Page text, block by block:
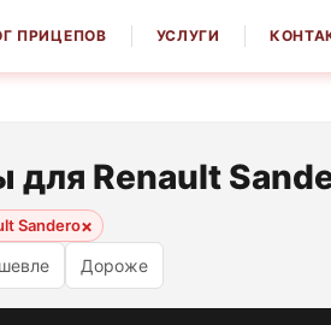
ПРИЦЕПОВ УСЛУГИ
для Renault
Sandero×
Дороже